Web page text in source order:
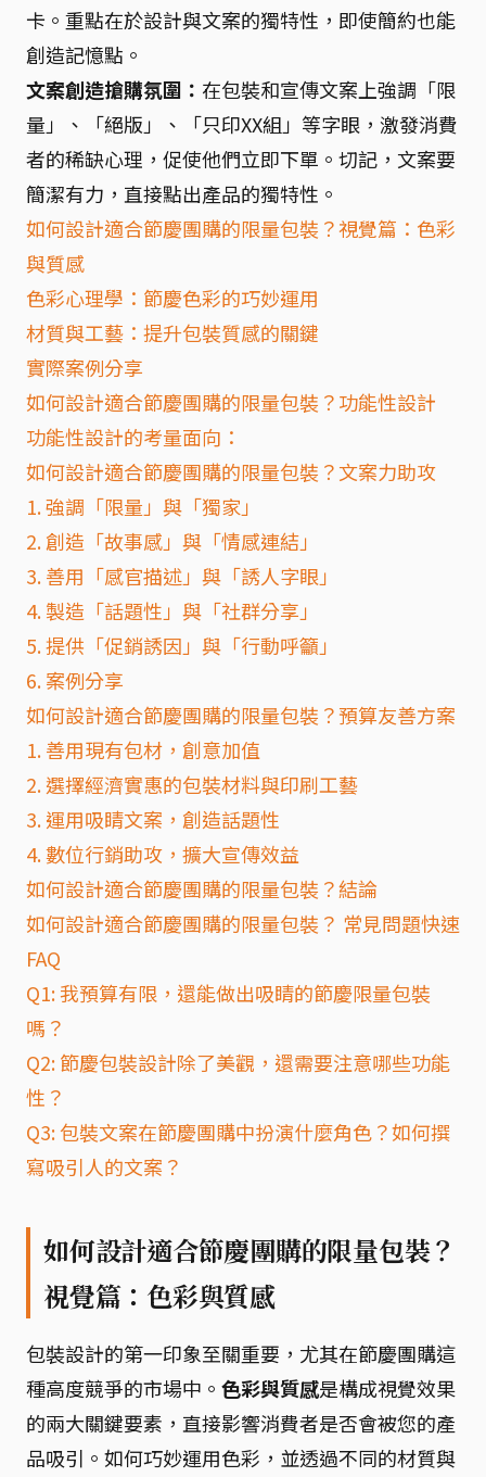
卡。重點在於設計與文案的獨特性，即使簡約也能
創造記憶點。
文案創造搶購氛圍： 在包裝和宣傳文案上強調「限
量」、「絕版」、「只印XX組」等字眼，激發消費
者的稀缺心理，促使他們立即下單。切記，文案要
簡潔有力，直接點出產品的獨特性。
如何設計適合節慶團購的限量包裝？視覺篇：色彩
與質感
色彩心理學：節慶色彩的巧妙運用
材質與工藝：提升包裝質感的關鍵
實際案例分享
如何設計適合節慶團購的限量包裝？功能性設計
功能性設計的考量面向：
如何設計適合節慶團購的限量包裝？文案力助攻
1. 強調「限量」與「獨家」
2. 創造「故事感」與「情感連結」
3. 善用「感官描述」與「誘人字眼」
4. 製造「話題性」與「社群分享」
5. 提供「促銷誘因」與「行動呼籲」
6. 案例分享
如何設計適合節慶團購的限量包裝？預算友善方案
1. 善用現有包材，創意加值
2. 選擇經濟實惠的包裝材料與印刷工藝
3. 運用吸睛文案，創造話題性
4. 數位行銷助攻，擴大宣傳效益
如何設計適合節慶團購的限量包裝？結論
如何設計適合節慶團購的限量包裝？ 常見問題快速
FAQ
Q1: 我預算有限，還能做出吸睛的節慶限量包裝
嗎？
Q2: 節慶包裝設計除了美觀，還需要注意哪些功能
性？
Q3: 包裝文案在節慶團購中扮演什麼角色？如何撰
寫吸引人的文案？
如何設計適合節慶團購的限量包裝？
視覺篇：色彩與質感
包裝設計的第一印象至關重要，尤其在節慶團購這
種高度競爭的市場中。 色彩與質感是構成視覺效果
的兩大關鍵要素，直接影響消費者是否會被您的產
品吸引。如何巧妙運用色彩，並透過不同的材質與